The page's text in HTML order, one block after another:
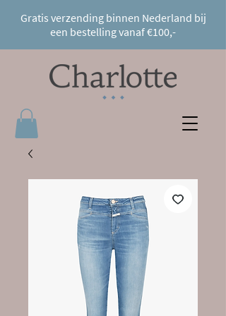
Gratis verzending binnen Nederland bij
een bestelling vanaf €100,-